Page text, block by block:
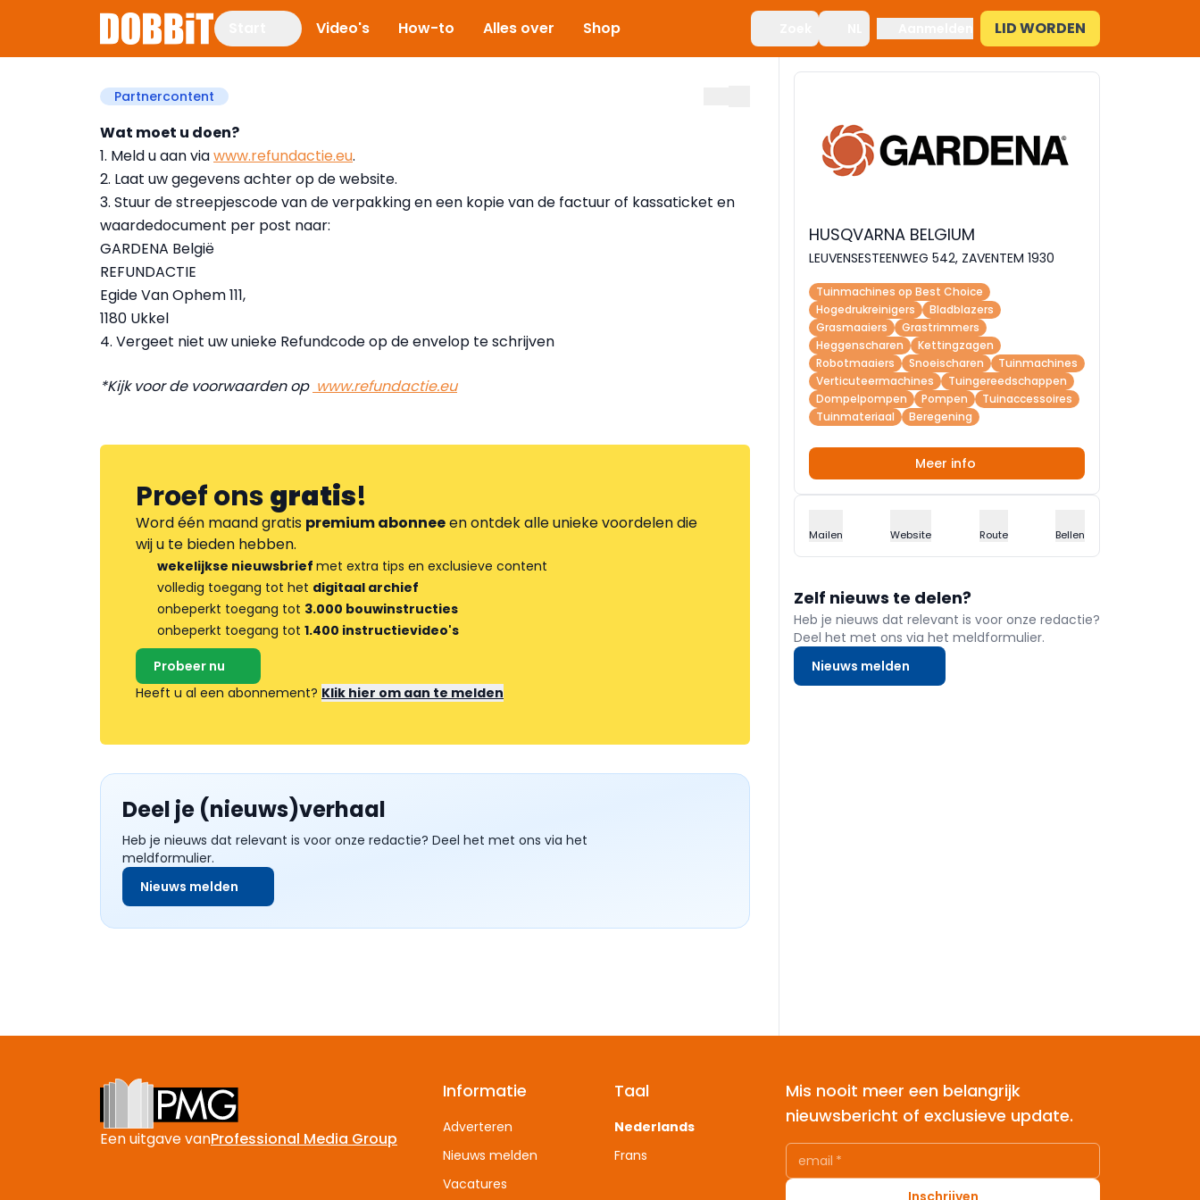
Video's How-to Alles over Shop LID WORDEN
Partnercontent
Wat moet u doen?
1. Meld u aan viawww.refundactie.eu.
2. Laat uw gegevens achter op de website.
3. Stuur de streepjescode van de verpakking en een kopie van de factuur of kassaticket en
waardedocument per post naar:
GARDENA België
REFUNDACTIE
Egide Van Ophem 111,
1180 Ukkel
4. Vergeet niet uw unieke Refundcode op de envelop te schrijven
*Kijk voor de voorwaarden op www.refundactie.eu
Proef onsgratis!
Word één maand gratis premium abonneeen ontdek alle unieke voordelen die
wij u te bieden hebben.
wekelijkse nieuwsbrief met extra tips en exclusieve content
volledig toegang tot het digitaal archief
onbeperkt toegang tot 3.000 bouwinstructies
onbeperkt toegang tot 1.400 instructievideo's
Probeer nu
Heeft u al een abonnement? Klik hier om aan te melden
Deel je (nieuws)verhaal
Heb je nieuws dat relevant is voor onze redactie? Deel het met ons via het
meldformulier.
Nieuws melden
HUSQVARNA BELGIUM
LEUVENSESTEENWEG 542, ZAVENTEM 1930
Tuinmachines op Best Choice
Hogedrukreinigers
Bladblazers
Grasmaaiers
Grastrimmers
Heggenscharen
Kettingzagen
Robotmaaiers
Snoeischaren
Tuinmachines
Verticuteermachines
Tuingereedschappen
Dompelpompen
Pompen
Tuinaccessoires
Tuinmateriaal
Beregening
Meer info
Mailen Website Route Bellen
Zelf nieuws te delen?
Heb je nieuws dat relevant is voor onze redactie?
Deel het met ons via het meldformulier.
Nieuws melden
Een uitgave vanProfessional Media Group
Informatie
Adverteren
Nieuws melden
Vacatures
Taal
Nederlands
Frans
Mis nooit meer een belangrijk
nieuwsbericht of exclusieve update.
email *
Inschrijven